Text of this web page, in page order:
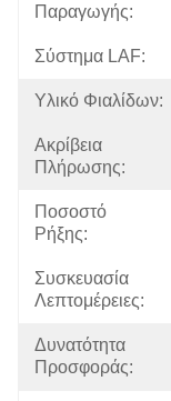
Παραγωγής:
Σύστημα LAF:
Υλικό Φιαλίδων:
Ακρίβεια
Πλήρωσης:
Ποσοστό
Ρήξης:
Συσκευασία
Λεπτομέρειες:
Δυνατότητα
Προσφοράς: